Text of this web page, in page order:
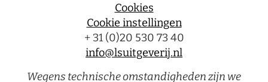
Cookies
Cookie instellingen
+ 31 (0)20 530 73 40
info@lsuitgeverij.nl
Wegens technische omstandigheden zijn we